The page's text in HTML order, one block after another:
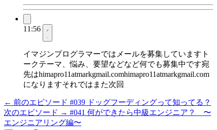
11:56
イマジンプログラマーではメールを募集していますト
ークテーマ、悩み、要望などなど何でも募集中です宛
先はhimapro11atmarkgmail.comhimapro11atmarkgmail.com
になりますそれではまた次回
← 前のエピソード #039 ドッグフーディングって知ってる？
次のエピソード → #041 何ができたら中級エンジニア？ 〜
エンジニアリング編〜